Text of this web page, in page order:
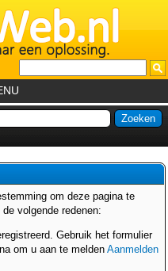
om deze pagina te
volgende redenen:
Gebruik het formulier
om u aan te melden Aanmelden